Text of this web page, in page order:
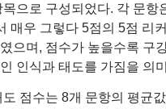
목으로 구성되었다. 각 문항
매우 그렇다 5점의 5점 리
으며, 점수가 높을수록 구
인식과 태도를 가짐을 의
도 점수는 8개 문항의 평균